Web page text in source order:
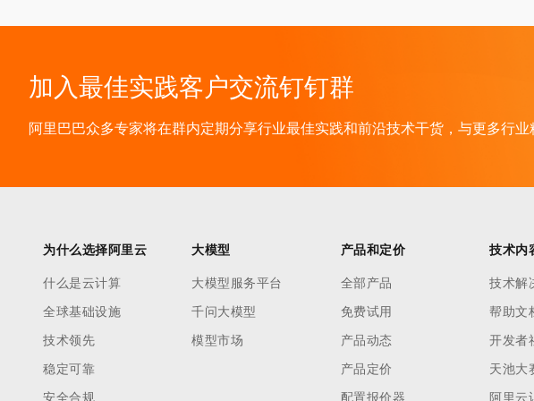
加入最佳实践客户交流钉钉群
阿里巴巴众多专家将在群内定期分享行业最佳实践和前沿技术干货，与更多行